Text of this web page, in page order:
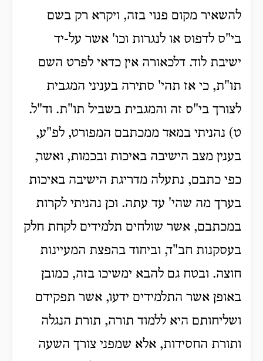
להשאיר מקום פנוי בזה, ויקרא רק בשם
בי"ס לדפוס או לנגרות וכו' אשר על-יד
ישיבת לוד. דלכאורה אין כדאי לפרט השם
תו"ת, כי אז תהי' סתירה בעניני המגבית
לצורך בי"ס זה והמגבית בשביל תו"ת. וד"ל.
ט) נהניתי במאד ממכתבם המפורט, לפ"ע,
בענין מצב הישיבה באיכות ובכמות, ואשר,
כפי כתבם, נתעלה מדריגת הישיבה באיכות
בערך מה שהי' עד עתה. וכן נהניתי לקרות
במכתבם, אשר שולחים תלמידים לקחת חלק
בעסקנות חב"ד, וביחוד בהפצת המעיינות
חוצה. ובטח גם להבא ימשיכו בזה, כמובן
באופן אשר התלמידים ידעו, אשר תפקידם
ושליחותם היא ללמוד תורה, תורת הנגלה
ותורת החסידות, אלא שמפני צורך השעה